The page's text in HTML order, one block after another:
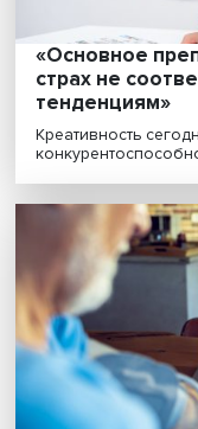
Эльфы и
осваивают
докладов
Департамент
провел